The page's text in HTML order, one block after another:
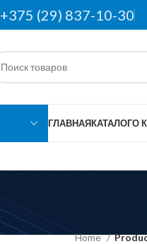
+375 (29) 837-10-30
ГЛАВНАЯКАТАЛОГО
Home